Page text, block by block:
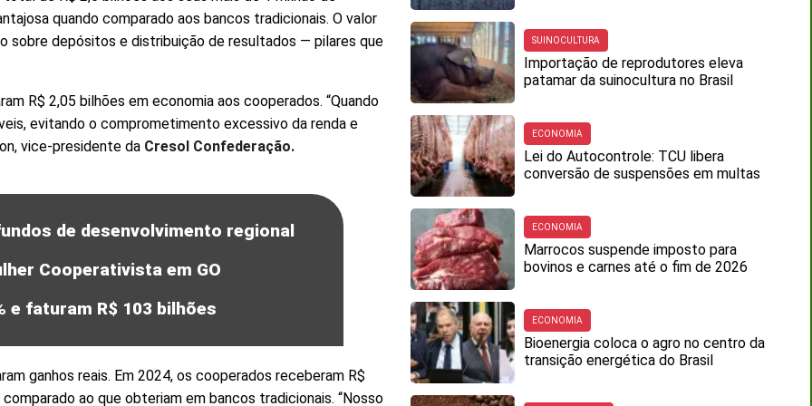
quando comparado aos bancos tradicionais. O valor
sobre depósitos e distribuição de resultados — pilares que
R$ 2,05 bilhões em economia aos cooperados. “Quando
evitando o comprometimento excessivo da renda e
vice-presidente da Cresol Confederação.
de desenvolvimento regional
Cooperativista em GO
e faturam R$ 103 bilhões
ganhos reais. Em 2024, os cooperados receberam R$
ao que obteriam em bancos tradicionais. “Nosso
SUINOCULTURA
Importação de reprodutores eleva
patamar da suinocultura no Brasil
ECONOMIA
Lei do Autocontrole: TCU libera
conversão de suspensões em multas
ECONOMIA
Marrocos suspende imposto para
bovinos e carnes até o fim de 2026
ECONOMIA
Bioenergia coloca o agro no centro da
transição energética do Brasil